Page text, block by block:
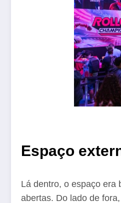
Espaço
Lá dentro, o espaço era
abertas. Do lado de